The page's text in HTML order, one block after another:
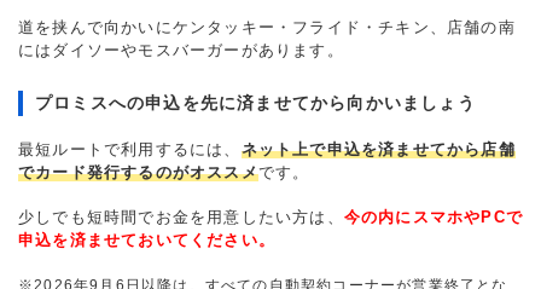
道を挟んで向かいにケンタッキー・フライド・チキン、店舗の南
にはダイソーやモスバーガーがあります。
プロミスへの申込を先に済ませてから向かいましょう
最短ルートで利用するには、 ネット上で申込を済ませてから店舗
でカード発行するのがオススメです。
少しでも短時間でお金を用意したい方は、 今の内にスマホやPCで
申込を済ませておいてください。
※2026年9月6日以降は、すべての自動契約コーナーが営業終了とな